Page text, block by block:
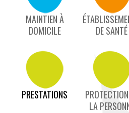
MAINTIEN À
DOMICILE
DE SANTÉ
PRESTATIONS
LA